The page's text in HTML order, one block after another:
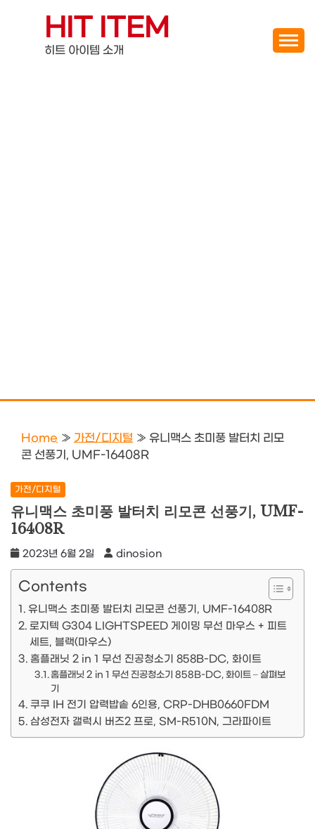
contentHIT ITEM
히트 아이템 소개
Home » 가전/디지털 » 유니맥스 초미풍 발터치 리모
콘 선풍기, UMF-16408R
가전/디지털
유니맥스 초미풍 발터치 리모콘 선풍기, UMF-
16408R
2023년 6월 2일 dinosion
Contents
유니맥스 초미풍 발터치 리모콘 선풍기, UMF-16408R
로지텍 G304 LIGHTSPEED 게이밍 무선 마우스 + 피트
세트, 블랙(마우스)
홈플래닛 2 in 1 무선 진공청소기 858B-DC, 화이트
홈플래닛 2 in 1 무선 진공청소기 858B-DC, 화이트 – 살펴보
기
쿠쿠 IH 전기 압력밥솥 6인용, CRP-DHB0660FDM
삼성전자 갤럭시 버즈2 프로, SM-R510N, 그라파이트